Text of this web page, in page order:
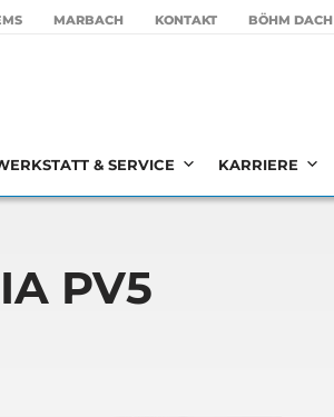
MAR­BACH KON­TAKT BÖHM DACH
& SERVICE KARRIERE
PV5